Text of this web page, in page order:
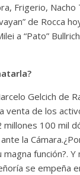
Frigerio,
de Rocca
a “Pato”
Gelcich de
de los
100 mil
la
función?.
se empeña